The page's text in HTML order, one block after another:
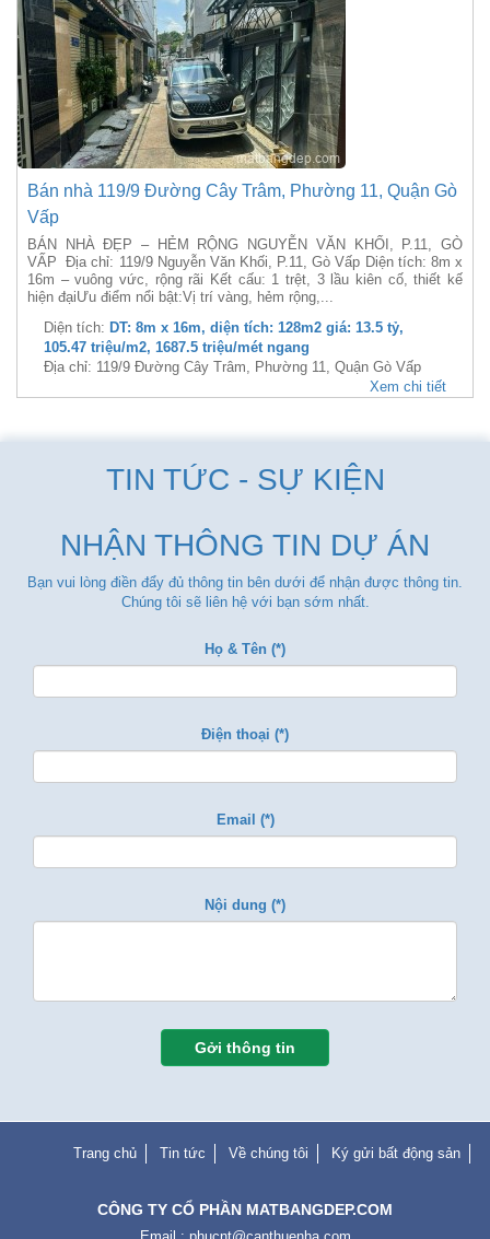
Bán nhà 119/9 Đường Cây Trâm, Phường 11, Quận Gò
Vấp
BÁN NHÀ ĐẸP – HẺM RỘNG NGUYỄN VĂN KHỐI, P.11, GÒ
VẤP Địa chỉ: 119/9 Nguyễn Văn Khối, P.11, Gò Vấp Diện tích: 8m x
16m – vuông vức, rộng rãi Kết cấu: 1 trệt, 3 lầu kiên cố, thiết kế
hiện đạiƯu điểm nổi bật:Vị trí vàng, hẻm rộng,...
Diện tích: DT: 8m x 16m, diện tích: 128m2 giá: 13.5 tỷ,
105.47 triệu/m2, 1687.5 triệu/mét ngang
Địa chỉ: 119/9 Đường Cây Trâm, Phường 11, Quận Gò Vấp
Xem chi tiết
TIN TỨC - SỰ KIỆN
NHẬN THÔNG TIN DỰ ÁN
Bạn vui lòng điền đẩy đủ thông tin bên dưới để nhận được thông tin.
Chúng tôi sẽ liên hệ với bạn sớm nhất.
Họ & Tên (*)
Điện thoại (*)
Email (*)
Nội dung (*)
Gởi thông tin
Trang chủ Tin tức Về chúng tôi Ký gửi bất động sản
CÔNG TY CỔ PHẦN MATBANGDEP.COM